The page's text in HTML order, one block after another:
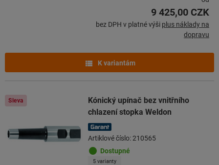
9 425,00 CZK
bez DPH v platné výši plus náklady na
dopravu
K variantám
Sleva
Kónický upínač bez vnitřního
chlazení stopka Weldon
Artiklové číslo: 210565
Dostupné
5 varianty